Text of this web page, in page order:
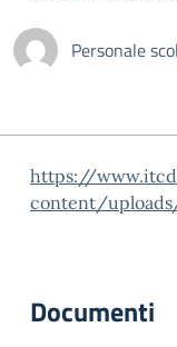
Personale
https://
content/
Documenti